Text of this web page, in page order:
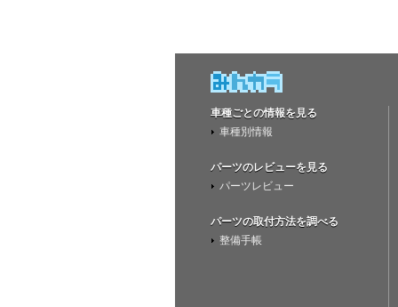
車種ごとの情報を見る
車種別情報
パーツのレビューを見る
パーツレビュー
パーツの取付方法を調べる
整備手帳